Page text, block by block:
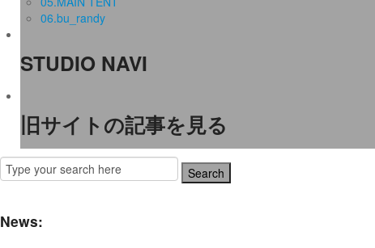
06.bu_randy
STUDIO NAVI
旧サイトの記事を見る
News: